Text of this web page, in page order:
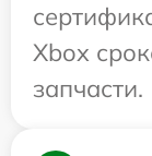
Xbox
запчасти.